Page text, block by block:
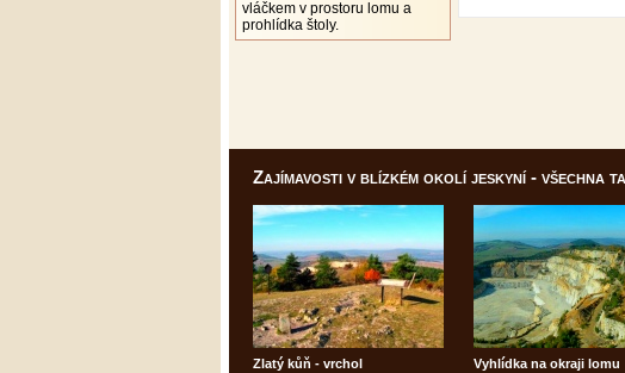
vláčkem v prostoru lomu a
prohlídka štoly.
Zajímavosti v blízkém okolí jeskyní - všechna
Zlatý kůň - vrchol Vyhlídka na okraji lomu